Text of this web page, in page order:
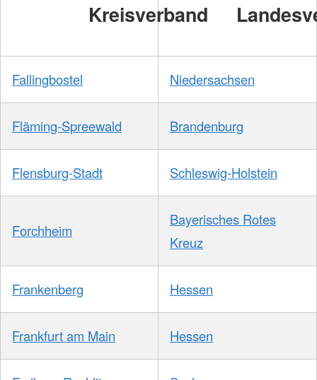
Kreisverband
Fallingbostel Niedersachsen
Fläming-Spreewald Brandenburg
Flensburg-Stadt Schleswig-Holstein
Forchheim
Bayerisches Rotes
Kreuz
Frankenberg Hessen
Frankfurt am Main Hessen